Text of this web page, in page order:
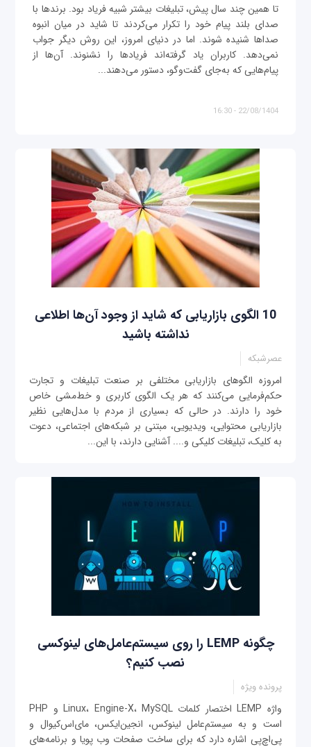
تا همین چند سال پیش، تبلیغات بیشتر شبیه فریاد بود. برندها با
صدای بلند پیام خود را تکرار می‌کردند تا شاید در میان انبوه
صداها شنیده شوند. اما در دنیای امروز، این روش دیگر جواب
نمی‌دهد. کاربران یاد گرفته‌اند فریادها را نشنوند. آن‌ها از
پیام‌هایی که به‌جای گفت‌وگو، دستور می‌دهند...
22/08/1404 - 16:30
10 الگوی بازاریابی که شاید از وجود آن‌ها اطلاعی
نداشته باشید
عصرشبکه
امروزه الگوهای بازاریابی مختلفی بر صنعت تبلیغات و تجارت
حکم‌فرمایی می‌کنند که هر یک الگوی کاربری و خط‌مشی‌‌ خاص
خود را دارند. در حالی که بسیاری از مردم با مدل‌هایی نظیر
بازاریابی محتوایی، ویدیویی، مبتنی بر شبکه‌های اجتماعی، دعوت
به کلیک، تبلیغات کلیکی و.... آشنایی دارند، با این‌...
چگونه LEMP را روی سیستم‌عامل‌های لینوکسی
نصب کنیم؟
پرونده ویژه
واژه ‌LEMP اختصار کلمات Linux، Engine-X، MySQL و PHP
است و به سیستم‌عامل لینوکس، انجین‌ایکس، مای‌اس‌کیو‌ال و
پی‌اچ‌پی اشاره دارد که برای ساخت صفحات وب پویا و برنامه‌های